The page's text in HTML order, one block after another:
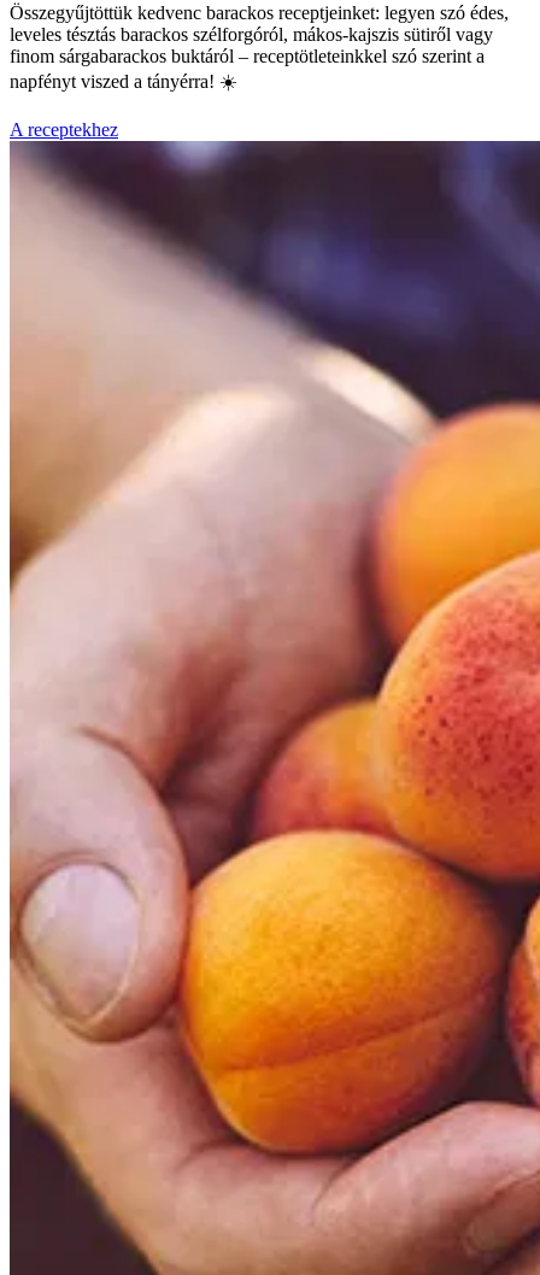
Összegyűjtöttük kedvenc barackos receptjeinket: legyen szó édes,
leveles tésztás barackos szélforgóról, mákos-kajszis sütiről vagy
finom sárgabarackos buktáról – receptötleteinkkel szó szerint a
napfényt viszed a tányérra! ☀️
A receptekhez